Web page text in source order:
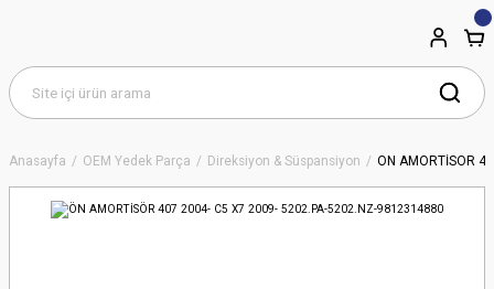
Anasayfa OEM Yedek Parça Direksiyon & Süspansiyon ÖN AMORTİSÖR